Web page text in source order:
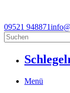
09521 948871
Menü